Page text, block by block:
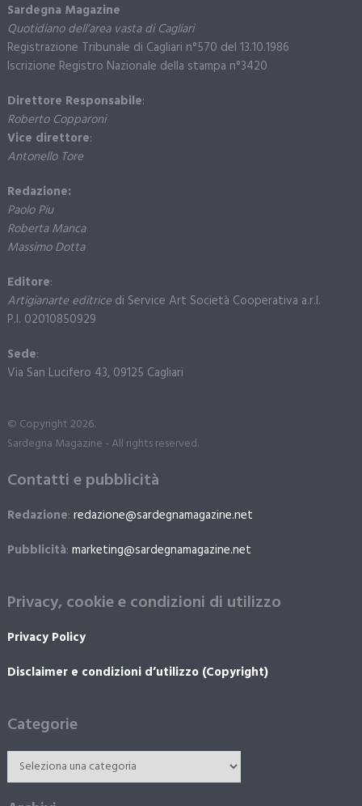
Sardegna Magazine
Quotidiano dell’area vasta di Cagliari
Registrazione Tribunale di Cagliari n°570 del 13.10.1986
Iscrizione Registro Nazionale della stampa n°3420
Direttore Responsabile:
Roberto Copparoni
Vice direttore:
Antonello Tore
Redazione:
Paolo Piu
Roberta Manca
Massimo Dotta
Editore:
Artigianarte editricedi Service Art Società Cooperativa a.r.l.
P.I. 02010850929
Sede:
Via San Lucifero 43, 09125 Cagliari
© Copyright 2026.
Sardegna Magazine - All rights reserved.
Contatti e pubblicità
Redazione: redazione@sardegnamagazine.net
Pubblicità: marketing@sardegnamagazine.net
Privacy, cookie e condizioni di utilizzo
Privacy Policy
Disclaimer e condizioni d’utilizzo (Copyright)
Categorie